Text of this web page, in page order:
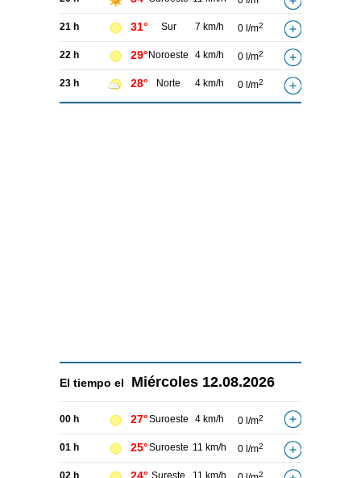
21 h 31° Sur 7 km/h 0 l/m2
22 h 29° Noroeste 4 km/h 0 l/m2
23 h 28° Norte 4 km/h 0 l/m2
El tiempo el Miércoles 12.08.2026
00 h 27°Suroeste 4 km/h 0 l/m2
01 h 25°Suroeste 11 km/h 0 l/m2
2